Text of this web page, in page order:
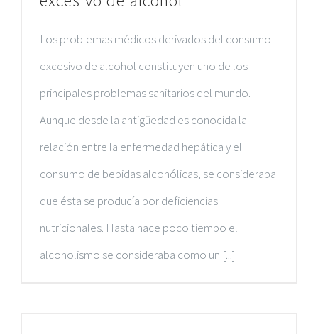
Los problemas médicos derivados del consumo
excesivo de alcohol constituyen uno de los
principales problemas sanitarios del mundo.
Aunque desde la antigüedad es conocida la
relación entre la enfermedad hepática y el
consumo de bebidas alcohólicas, se consideraba
que ésta se producía por deficiencias
nutricionales. Hasta hace poco tiempo el
alcoholismo se consideraba como un [...]